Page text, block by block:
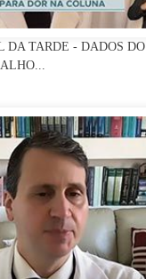
DA TARDE - DADOS DO